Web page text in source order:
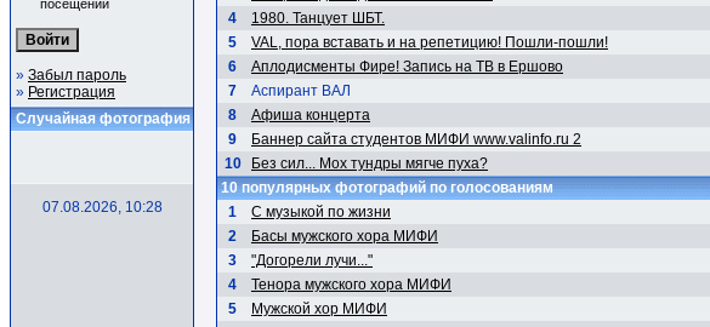
посещении
» Забыл пароль
» Регистрация
Случайная фотография
07.08.2026, 10:28
4
1980. Танцует ШБТ.
5
VAL, пора вставать и на репетицию! Пошли-пошли!
6
Аплодисменты Фире! Запись на ТВ в Ершово
7
Аспирант ВАЛ
8
Афиша концерта
9
Баннер сайта студентов МИФИ www.valinfo.ru 2
10
Без сил... Мох тундры мягче пуха?
10 популярных фотографий по голосованиям
1
С музыкой по жизни
2
Басы мужского хора МИФИ
3
"Догорели лучи..."
4
Тенора мужского хора МИФИ
5
Мужской хор МИФИ